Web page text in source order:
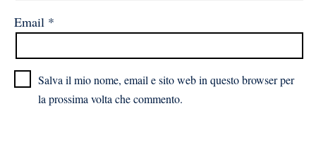
Email *
Salva il mio nome, email e sito web in questo browser per
la prossima volta che commento.